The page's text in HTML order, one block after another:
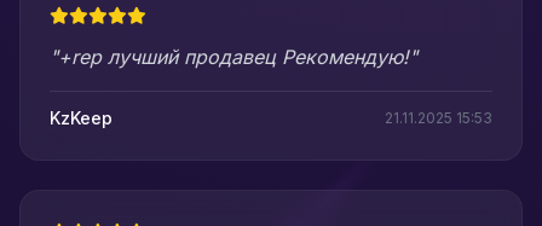
"+rep лучший продавец Рекомендую!"
KzKeep 21.11.2025 15:53